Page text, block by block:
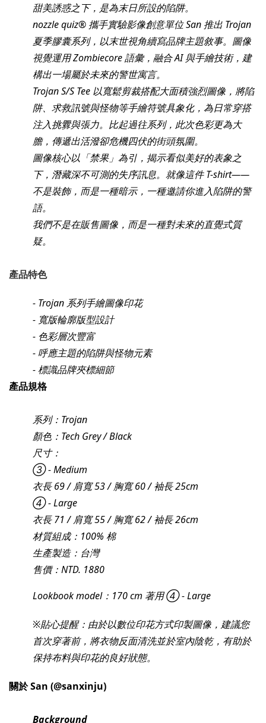
甜美誘惑之下，是為末日所設的陷阱。
nozzle quiz® 攜手實驗影像創意單位 San 推出 Trojan
夏季膠囊系列，以末世視角續寫品牌主題敘事。圖像
視覺運用 Zombiecore 語彙，融合 AI 與手繪技術，建
構出一場屬於未來的警世寓言。
Trojan S/S Tee 以寬鬆剪裁搭配大面積強烈圖像，將陷
阱、求救訊號與怪物等手繪符號具象化，為日常穿搭
注入挑釁與張力。比起過往系列，此次色彩更為大
膽，傳遞出活潑卻危機四伏的街頭氛圍。
圖像核心以「禁果」為引，揭示看似美好的表象之
下，潛藏深不可測的失序訊息。就像這件 T-shirt——
不是裝飾，而是一種暗示，一種邀請你進入陷阱的警
語。
我們不是在販售圖像，而是一種對未來的直覺式質
疑。
產品特色
- Trojan 系列手繪圖像印花
- 寬版輪廓版型設計
- 色彩層次豐富
- 呼應主題的陷阱與怪物元素
- 標識品牌夾標細節
產品規格
系列：Trojan
顏色：Tech Grey / Black
尺寸：
③ - Medium
衣長 69 / 肩寬 53 / 胸寬 60 / 袖長 25cm
④ - Large
衣長 71 / 肩寬 55 / 胸寬 62 / 袖長 26cm
材質組成：100% 棉
生產製造：台灣
售價：NTD. 1880
Lookbook model：170 cm 著用 ④ - Large
※貼心提醒：由於以數位印花方式印製圖像，建議您
首次穿著前，將衣物反面清洗並於室內陰乾，有助於
保持布料與印花的良好狀態。
關於 San (@sanxinju)
Background